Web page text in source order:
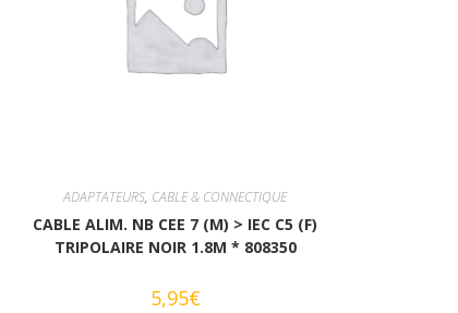
ADAPTATEURS, CABLE & CONNECTIQUE
CABLE ALIM. NB CEE 7 (M) > IEC C5 (F)
TRIPOLAIRE NOIR 1.8M * 808350
5,95€